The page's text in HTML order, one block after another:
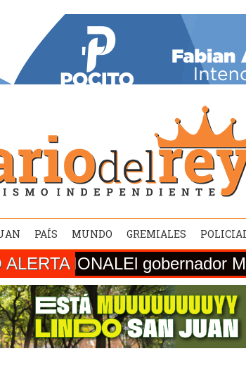
PAÍS MUNDO GREMIALES
ALERTAgobernador Marcelo